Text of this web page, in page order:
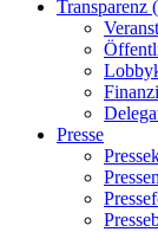
Transparenz
Presse